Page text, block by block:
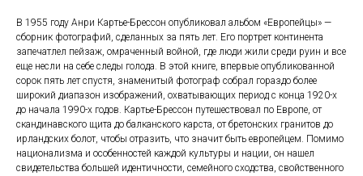
В 1955 году Анри Картье-Брессон опубликовал альбом «Европейцы» —
сборник фотографий, сделанных за пять лет. Его портрет континента
запечатлел пейзаж, омраченный войной, где люди жили среди руин и все
еще несли на себе следы голода. В этой книге, впервые опубликованной
сорок пять лет спустя, знаменитый фотограф собрал гораздо более
широкий диапазон изображений, охватывающих период с конца 1920-х
до начала 1990-х годов. Картье-Брессон путешествовал по Европе, от
скандинавского щита до балканского карста, от бретонских гранитов до
ирландских болот, чтобы отразить, что значит быть европейцем. Помимо
национализма и особенностей каждой культуры и нации, он нашел
свидетельства большей идентичности, семейного сходства, свойственного